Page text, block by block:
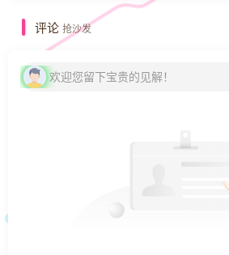
评论 抢沙发
欢迎您留下宝贵的见解！